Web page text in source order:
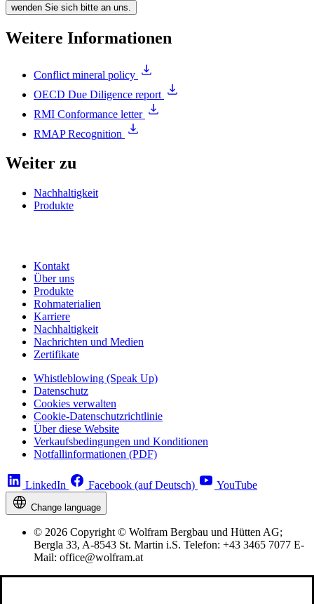
wenden Sie sich bitte an uns.
Weitere Informationen
Conflict mineral policy
OECD Due Diligence report
RMI Conformance letter
RMAP Recognition
Weiter zu
Nachhaltigkeit
Produkte
Kontakt
Über uns
Produkte
Rohmaterialien
Karriere
Nachhaltigkeit
Nachrichten und Medien
Zertifikate
Whistleblowing (Speak Up)
Datenschutz
Cookies verwalten
Cookie-Datenschutzrichtlinie
Über diese Website
Verkaufsbedingungen und Konditionen
Notfallinformationen (PDF)
LinkedIn Facebook (auf Deutsch) YouTube
Change language
© 2026 Copyright © Wolfram Bergbau und Hütten AG;
Bergla 33, A-8543 St. Martin i.S. Telefon: +43 3465 7077 E-
Mail: office@wolfram.at